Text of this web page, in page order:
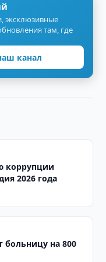
эксклюзивные
там, где
канал
коррупции
2026 года
больницу на 800